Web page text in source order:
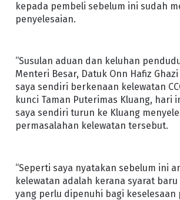
kepada pembeli sebelum ini sudah
penyelesaian.
“Susulan aduan dan keluhan
Menteri Besar, Datuk Onn Hafiz
saya sendiri berkenaan kelewatan
kunci Taman Puterimas Kluang, hari
saya sendiri turun ke Kluang
permasalahan kelewatan tersebut.
“Seperti saya nyatakan sebelum ini
kelewatan adalah kerana syarat baru
yang perlu dipenuhi bagi keselesaan